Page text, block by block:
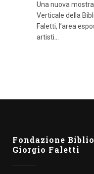
Una nuova
Verticale della
Faletti, l’area
artisti...
Fondazione
Giorgio Faletti